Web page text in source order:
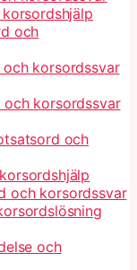
och
och korsordssvar
korsordssvar
och
och korsordssvar
och